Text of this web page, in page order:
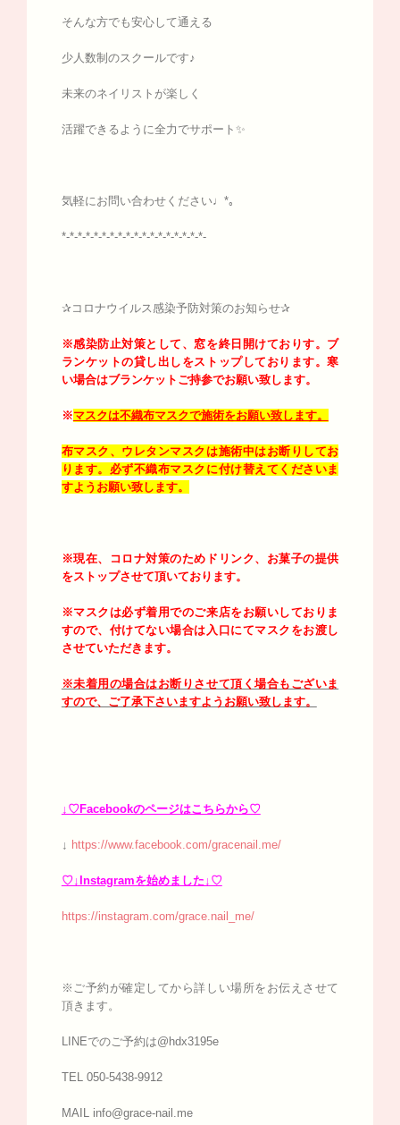
そんな方でも安心して通える
少人数制のスクールです♪
未来のネイリストが楽しく
活躍できるように全力でサポート✨
気軽にお問い合わせください♩*｡
*-*-*-*-*-*-*-*-*-*-*-*-*-*-*-*-*-*-
✰コロナウイルス感染予防対策のお知らせ✰
※感染防止対策として、窓を終日開けておりす。 ブ
ランケットの貸し出しをストップしております。寒
い場合はブランケットご持参でお願い致します。
※マスクは不織布マスクで施術をお願い致します。
布マスク、ウレタンマスクは施術中はお断りしてお
ります。必ず不織布マスクに付け替えてくださいま
すようお願い致します。
※現在、コロナ対策のためドリンク、お菓子の提供
をストップさせて頂いております。
※マスクは必ず着用でのご来店をお願いしておりま
すので、付けてない場合は入口にてマスクをお渡し
させていただきます。
※未着用の場合はお断りさせて頂く場合もございま
すので、ご了承下さいますようお願い致します。
↓♡Facebookのページはこちらから♡
↓ https://www.facebook.com/gracenail.me/
♡↓Instagramを始めました↓♡
https://instagram.com/grace.nail_me/
※ご予約が確定してから詳しい場所をお伝えさせて
頂きます。
LINEでのご予約は@hdx3195e
TEL 050-5438-9912
MAIL info@grace-nail.me